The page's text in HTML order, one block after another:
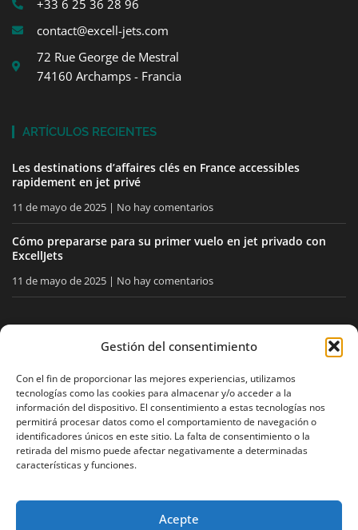
Gestión del consentimiento
Con el fin de proporcionar las mejores experiencias, utilizamos
tecnologías como las cookies para almacenar y/o acceder a la
información del dispositivo. El consentimiento a estas tecnologías nos
permitirá procesar datos como el comportamiento de navegación o
identificadores únicos en este sitio. La falta de consentimiento o la
retirada del mismo puede afectar negativamente a determinadas
características y funciones.
Acepte
+33 6 25 36 28 96
contact@excell-jets.com
72 Rue George de Mestral
74160 Archamps - Francia
ARTÍCULOS RECIENTES
Les destinations d’affaires clés en France accessibles
rapidement en jet privé
11 de mayo de 2025 No hay comentarios
Cómo prepararse para su primer vuelo en jet privado con
ExcellJets
11 de mayo de 2025 No hay comentarios
MANTÉNGASE INFORMADO
Reciba nuestros consejos y noticias directamente en su
buzón.
Aceptola política de privacidad